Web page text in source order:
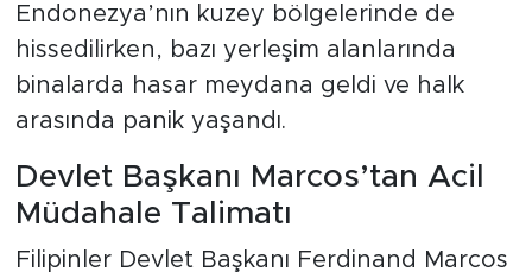
Endonezya’nın kuzey bölgelerinde de
hissedilirken, bazı yerleşim alanlarında
binalarda hasar meydana geldi ve halk
arasında panik yaşandı.
Devlet Başkanı Marcos’tan Acil
Müdahale Talimatı
Filipinler Devlet Başkanı Ferdinand Marcos